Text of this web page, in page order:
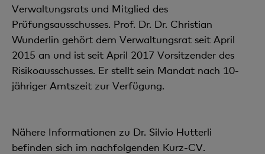
Verwaltungsrats und Mitglied des
Prüfungsausschusses. Prof. Dr. Dr. Christian
Wunderlin gehört dem Verwaltungsrat seit April
2015 an und ist seit April 2017 Vorsitzender des
Risikoausschusses. Er stellt sein Mandat nach 10-
jähriger Amtszeit zur Verfügung.
Nähere Informationen zu Dr. Silvio Hutterli
befinden sich im nachfolgenden Kurz-CV.